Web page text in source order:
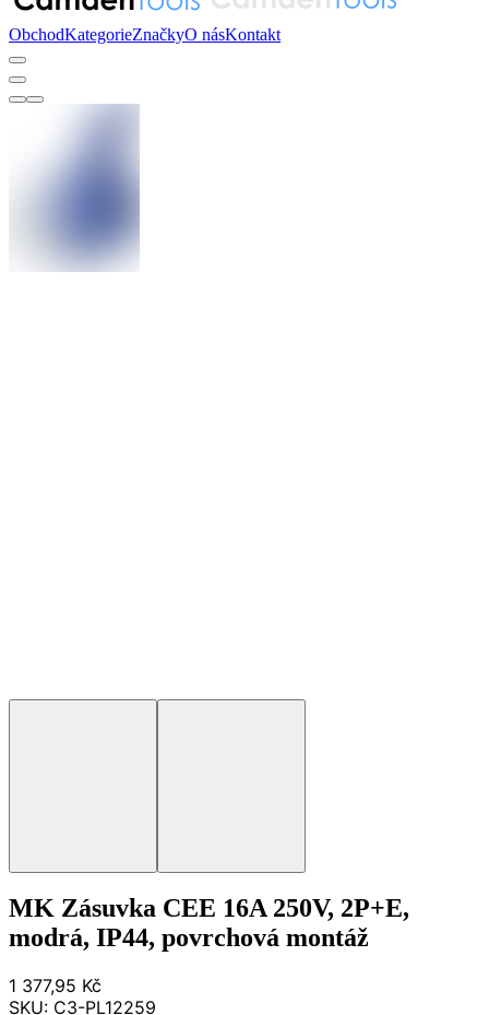
ObchodKategorieZnačkyO násKontakt
MK Zásuvka CEE 16A 250V, 2P+E,
modrá, IP44, povrchová montáž
1 377,95 Kč
SKU: C3-PL12259